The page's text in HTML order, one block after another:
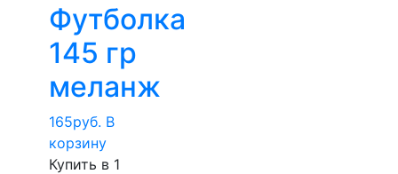
Футболка
145 гр
меланж
165руб. В
корзину
Купить в 1